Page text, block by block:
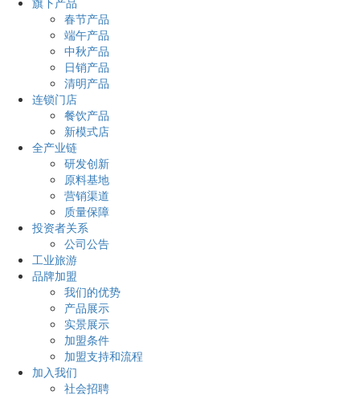
春节产品
端午产品
中秋产品
日销产品
清明产品
连锁门店
餐饮产品
新模式店
全产业链
研发创新
原料基地
营销渠道
质量保障
投资者关系
公司公告
工业旅游
品牌加盟
我们的优势
产品展示
实景展示
加盟条件
加盟支持和流程
加入我们
社会招聘